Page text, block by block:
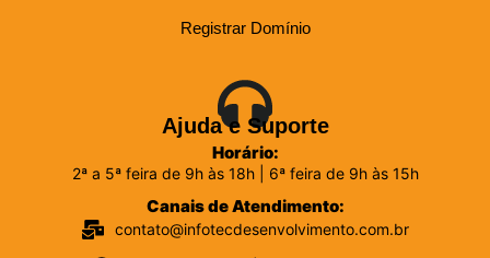
Registrar Domínio
Ajuda e Suporte
Horário:
2ª a 5ª feira de 9h às 18h | 6ª feira de 9h às 15h
Canais de Atendimento:
contato@infotecdesenvolvimento.com.br